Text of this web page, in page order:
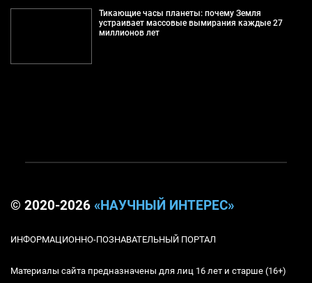
Тикающие часы планеты: почему Земля
устраивает массовые вымирания каждые 27
миллионов лет
© 2020-2026 «НАУЧНЫЙ ИНТЕРЕС»
ИНФОРМАЦИОННО-ПОЗНАВАТЕЛЬНЫЙ ПОРТАЛ
Материалы сайта предназначены для лиц 16 лет и старше (16+)